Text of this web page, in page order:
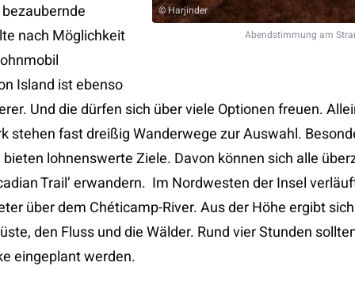
© Harjinder
Abendstimmung am
nach Möglichkeit
Island ist ebenso
Und die dürfen sich über viele Optionen freuen.
stehen fast dreißig Wanderwege zur Auswahl.
lohnenswerte Ziele. Davon können sich alle
Trail’ erwandern. Im Nordwesten der Insel
über dem Chéticamp-River. Aus der Höhe ergibt
den Fluss und die Wälder. Rund vier Stunden
eingeplant werden.